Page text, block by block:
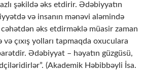
şəkildə əks etdirir. Ədəbiyyatın
və insanın mənəvi aləmində
əks etdirməklə müasir zaman
və çıxış yolları tapmaqda oxuculara
Ədəbiyyat – həyatın güzgüsü,
(Akademik Həbibbəyli İsa.